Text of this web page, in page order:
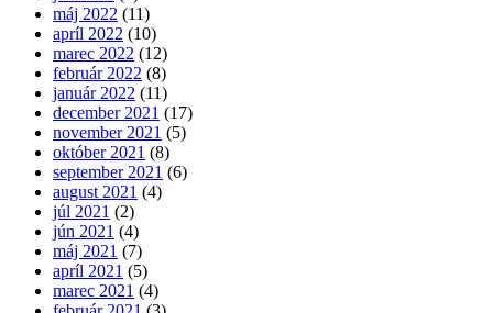
máj 2022 (11)
apríl 2022 (10)
marec 2022 (12)
február 2022 (8)
január 2022 (11)
december 2021 (17)
november 2021 (5)
október 2021 (8)
september 2021 (6)
august 2021 (4)
júl 2021 (2)
jún 2021 (4)
máj 2021 (7)
apríl 2021 (5)
marec 2021 (4)